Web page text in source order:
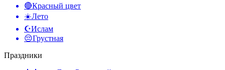
🔴Красный цвет
☀️Лето
☪️Ислам
😔Грустная
Праздники